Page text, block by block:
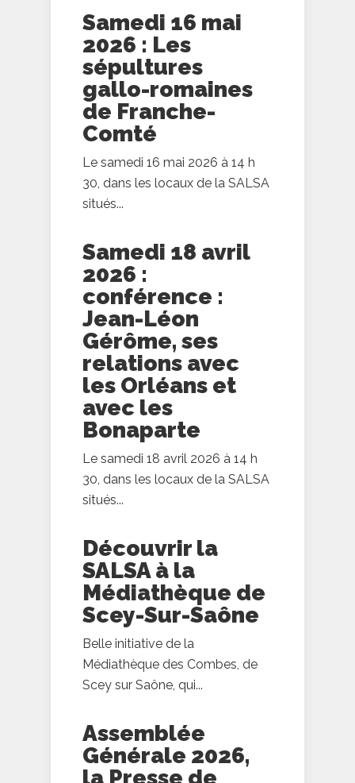
Samedi 16 mai
2026 : Les
sépultures
gallo-romaines
de Franche-
Comté
Le samedi 16 mai 2026 à 14 h
30, dans les locaux de la SALSA
situés...
Samedi 18 avril
2026 :
conférence :
Jean-Léon
Gérôme, ses
relations avec
les Orléans et
avec les
Bonaparte
Le samedi 18 avril 2026 à 14 h
30, dans les locaux de la SALSA
situés...
Découvrir la
SALSA à la
Médiathèque de
Scey-Sur-Saône
Belle initiative de la
Médiathèque des Combes, de
Scey sur Saône, qui...
Assemblée
Générale 2026,